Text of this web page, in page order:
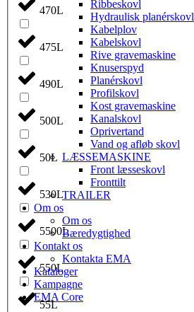
470L
475L
490L
500L
50L
530L
5500L
550L
55L
Ribbeskovl
Hydraulisk planérskovl
Kabelplov
Kabelskovl
Rive gravemaskine
Knuserspyd
Planérskovl
Profilskovl
Kost gravemaskine
Kanalskovl
Oprivertand
Vand og afløb skovl
LÆSSEMASKINE
Front læsseskovl
Fronttilt
TRAILER
Om os
Om os
Bæredygtighed
Kontakt os
Kontakta EMA
Kataloger
Kampagne
EMA Core